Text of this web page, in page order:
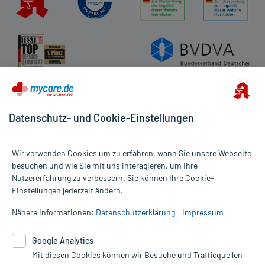
Impressum
Datenschutz
Cookie-Einstellungen
Rückgabe/Widerruf
Alle Preise gelten inkl. MwSt., ggf. zzgl. Versandkosten
Informationen auf dieser Website werden ausschließlich für
die Untersuchung und Behandlung durch einen Arzt. Bitte
Therapien eingeleitet werden können. | Diese Webseite benutzt
Google Analytics. Lesen Sie bitte dazu die wichtigen Hinweise in
Datenschutz- und Cookie-Einstellungen
Wir verwenden Cookies um zu erfahren, wann Sie unsere Webseite
besuchen und wie Sie mit uns interagieren, um Ihre
Nutzererfahrung zu verbessern. Sie können Ihre Cookie-
Einstellungen jederzeit ändern.
Nähere Informationen: Datenschutzerklärung Impressum
Google Analytics
Mit diesen Cookies können wir Besuche und Trafficquellen